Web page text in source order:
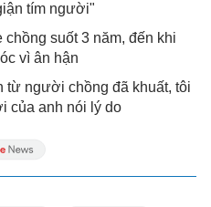
tím người"
chồng suốt 3 năm, đến khi
vì ân hận
từ người chồng đã khuất, tôi
của anh nói lý do